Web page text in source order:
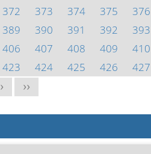
372 373 374 375 376
389 390 391 392 393
406 407 408 409 410
423 424 425 426 427
> >>